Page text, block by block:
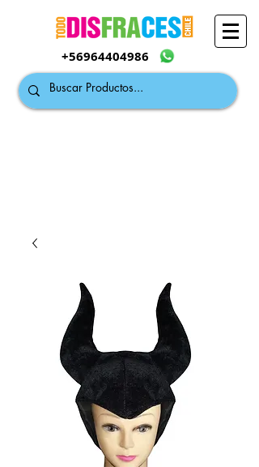
+56964404986